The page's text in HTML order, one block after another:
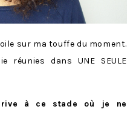
sur ma touffe du moment.
réunies dans UNE SEULE
à
ce stade où je ne